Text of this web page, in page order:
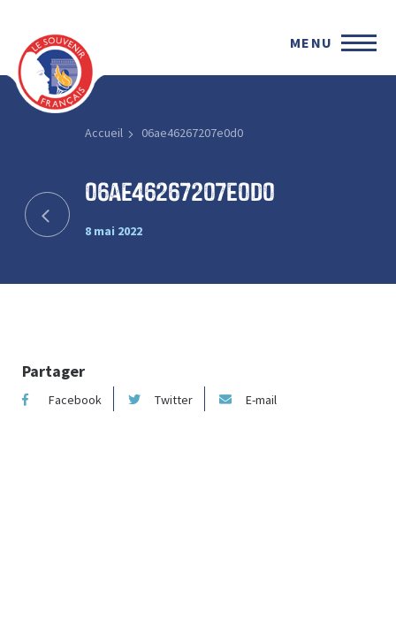
MENU
Accueil 06ae46267207e0d0
06ae46267207e0d0
8 mai 2022
Partager
Facebook Twitter E-mail